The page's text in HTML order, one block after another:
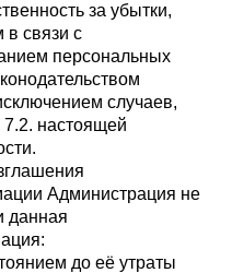
за убытки,
в связи с
персональных
случаев,
настоящей
Администрация не
данная
до её утраты